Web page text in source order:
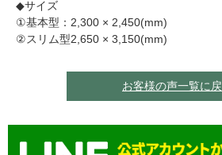
◆サイズ
①基本型：2,300 × 2,450(mm)
②スリム型2,650 × 3,150(mm)
お客様の声一覧に